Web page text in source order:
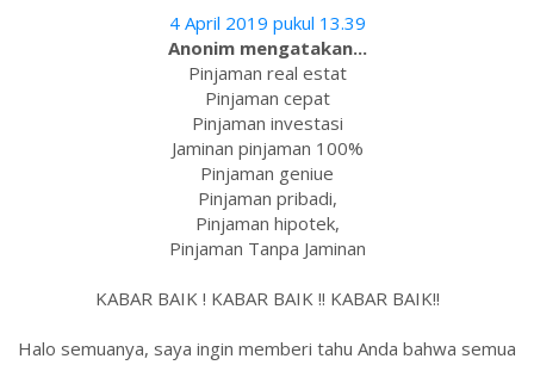
4 April 2019 pukul 13.39
Anonim mengatakan...
Pinjaman real estat
Pinjaman cepat
Pinjaman investasi
Jaminan pinjaman 100%
Pinjaman geniue
Pinjaman pribadi,
Pinjaman hipotek,
Pinjaman Tanpa Jaminan
KABAR BAIK ! KABAR BAIK !! KABAR BAIK!!
Halo semuanya, saya ingin memberi tahu Anda bahwa semua